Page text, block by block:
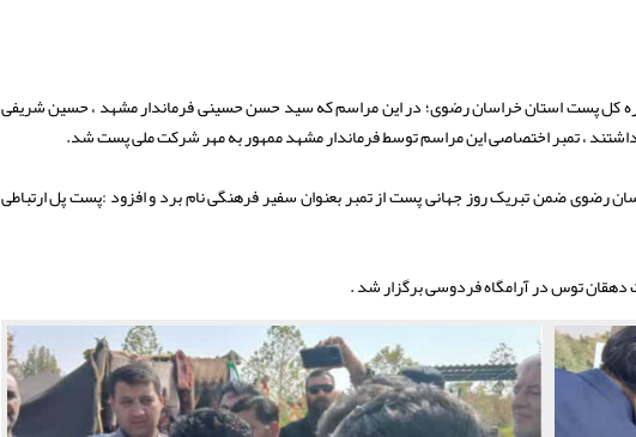
کل پست استان خراسان رضوی؛ در این مراسم که سید حسن حسینی فرماندار مشهد ، حسین شریفی
، تمبر اختصاصی این مراسم توسط فرماندار مشهد ممهور به مهر شرکت ملی پست شد.
ضمن تبریک روز جهانی پست از تمبر بعنوان سفیر فرهنگی نام برد و افزود :پست پل ارتباطی
دهقان توس در آرامگاه فردوسی برگزار شد .